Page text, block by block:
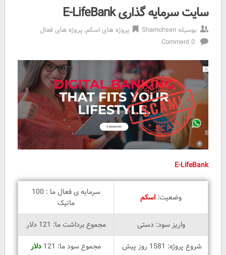
سایت سرمایه گذاری E-LifeBank
بوسیلهShamohsen پروژه های اسکم,پروژه های فعال
0 Comment
E-LifeBank
وضعیت: اسکم
سرمایه ی فعال ما : 100
ماتیک
واریز سود: دستی
مجموع برداشت ما: 121 دلار
شروع پروژه: 1581 روز پیش
مجموع سود ما: 121
دلار